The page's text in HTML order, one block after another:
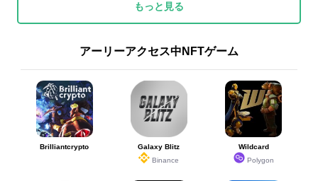
もっと見る
アーリーアクセス中NFTゲーム
Brilliantcrypto
Galaxy Blitz
Binance
Wildcard
Polygon